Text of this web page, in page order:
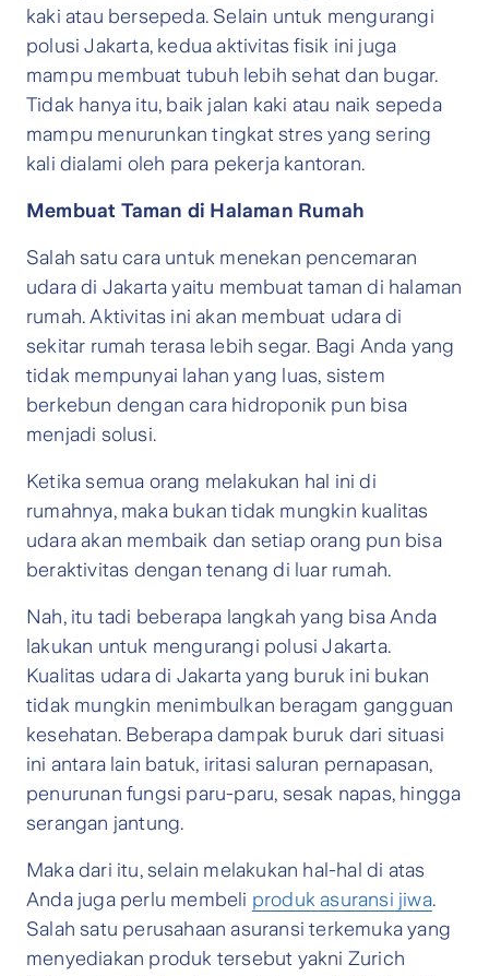
kaki atau bersepeda. Selain untuk mengurangi
polusi Jakarta, kedua aktivitas fisik ini juga
mampu membuat tubuh lebih sehat dan bugar.
Tidak hanya itu, baik jalan kaki atau naik sepeda
mampu menurunkan tingkat stres yang sering
kali dialami oleh para pekerja kantoran.
Membuat Taman di Halaman Rumah
Salah satu cara untuk menekan pencemaran
udara di Jakarta yaitu membuat taman di halaman
rumah. Aktivitas ini akan membuat udara di
sekitar rumah terasa lebih segar. Bagi Anda yang
tidak mempunyai lahan yang luas, sistem
berkebun dengan cara hidroponik pun bisa
menjadi solusi.
Ketika semua orang melakukan hal ini di
rumahnya, maka bukan tidak mungkin kualitas
udara akan membaik dan setiap orang pun bisa
beraktivitas dengan tenang di luar rumah.
Nah, itu tadi beberapa langkah yang bisa Anda
lakukan untuk mengurangi polusi Jakarta.
Kualitas udara di Jakarta yang buruk ini bukan
tidak mungkin menimbulkan beragam gangguan
kesehatan. Beberapa dampak buruk dari situasi
ini antara lain batuk, iritasi saluran pernapasan,
penurunan fungsi paru-paru, sesak napas, hingga
serangan jantung.
Maka dari itu, selain melakukan hal-hal di atas
Anda juga perlu membeli produk asuransi jiwa.
Salah satu perusahaan asuransi terkemuka yang
menyediakan produk tersebut yakni Zurich